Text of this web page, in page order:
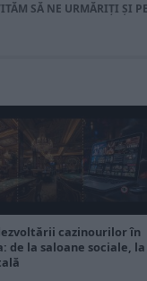
SĂ NE URMĂRIȚI ȘI PE
cazinourilor în
de la saloane sociale, la